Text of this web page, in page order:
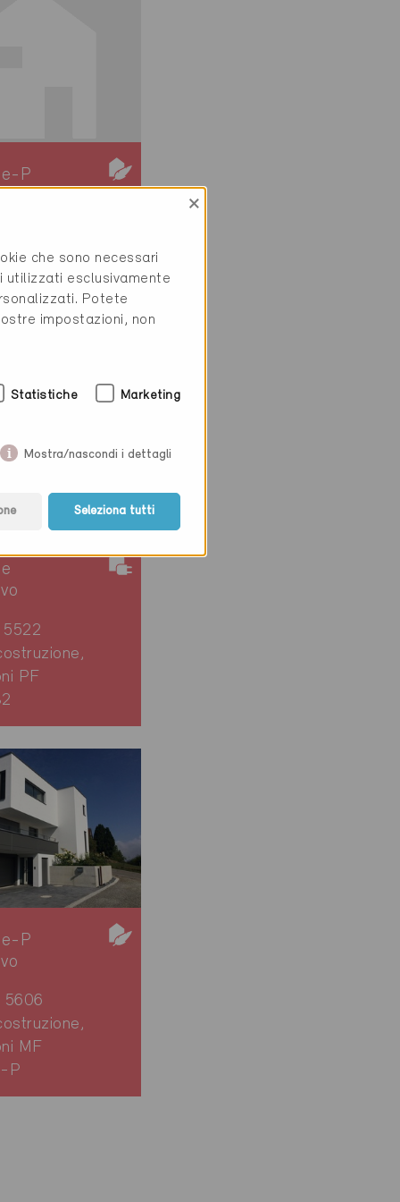
P
PF
P
PF
P
5606
MF
P
×
che sono necessari
utilizzati esclusivamente
Potete
impostazioni, non
Statistiche Marketing
Mostra/nascondi i dettagli
Seleziona tutti